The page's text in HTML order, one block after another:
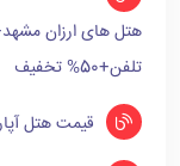
هتل های ارزان
تلفن+50% تخفیف
قیمت هتل